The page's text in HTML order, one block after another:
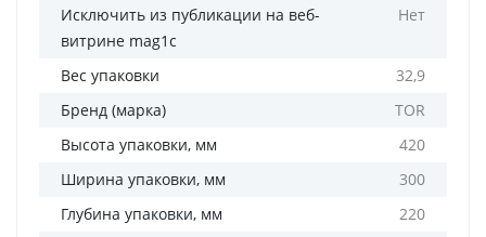
Исключить из публикации на веб-
витрине mag1c
Нет
Вес упаковки
32,9
Бренд (марка)
TOR
Высота упаковки, мм
420
Ширина упаковки, мм
300
Глубина упаковки, мм
220